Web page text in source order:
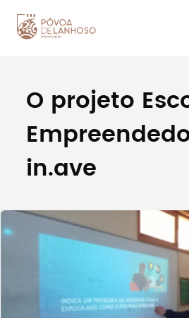
Procurar
Tipo de conteúdo
Filtros
O projeto
in.ave